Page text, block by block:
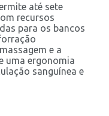
até sete
recursos
para os bancos
e a
uma ergonomia
sanguínea e